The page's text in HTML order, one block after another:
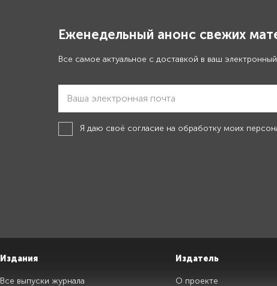
Еженедельный анонс свежих
Все самое актуальное с доставкой в ваш
Я даю своё согласие на обработку моих
Издания
Все выпуски журнала
Издатель
О проекте